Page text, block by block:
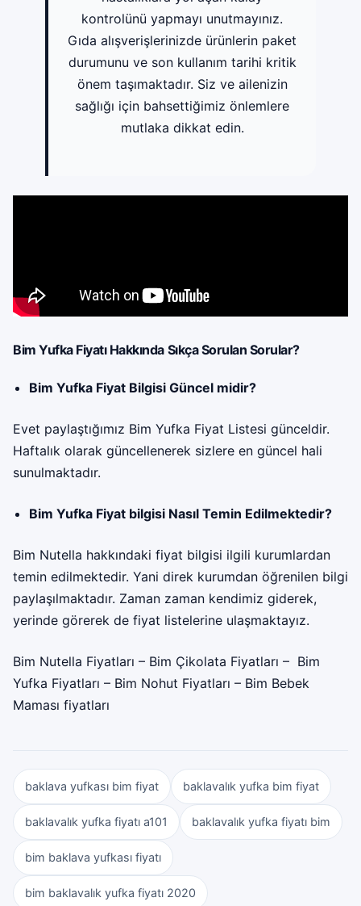
kontrolünü yapmayı unutmayınız.
Gıda alışverişlerinizde ürünlerin paket
durumunu ve son kullanım tarihi kritik
önem taşımaktadır. Siz ve ailenizin
sağlığı için bahsettiğimiz önlemlere
mutlaka dikkat edin.
Bim Yufka Fiyatı Hakkında Sıkça Sorulan Sorular?
Bim Yufka Fiyat Bilgisi Güncel midir?
Evet paylaştığımız Bim Yufka Fiyat Listesi günceldir.
Haftalık olarak güncellenerek sizlere en güncel hali
sunulmaktadır.
Bim Yufka Fiyat bilgisi Nasıl Temin Edilmektedir?
Bim Nutella hakkındaki fiyat bilgisi ilgili kurumlardan
temin edilmektedir. Yani direk kurumdan öğrenilen bilgi
paylaşılmaktadır. Zaman zaman kendimiz giderek,
yerinde görerek de fiyat listelerine ulaşmaktayız.
Bim Nutella Fiyatları – Bim Çikolata Fiyatları – Bim
Yufka Fiyatları – Bim Nohut Fiyatları – Bim Bebek
Maması fiyatları
baklava yufkası bim fiyat baklavalık yufka bim fiyat
baklavalık yufka fiyatı a101 baklavalık yufka fiyatı bim
bim baklava yufkası fiyatı
bim baklavalık yufka fiyatı 2020